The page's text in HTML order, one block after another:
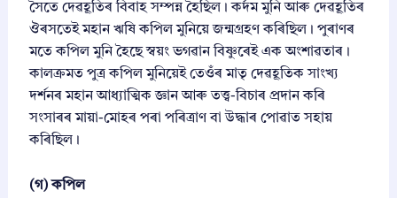
সৈতে দেৱহূতিৰ বিবাহ সম্পন্ন হৈছিল। কৰ্দম মুনি আৰু দেৱহূতিৰ
ঔৰসতেই মহান ঋষি কপিল মুনিয়ে জন্মগ্ৰহণ কৰিছিল। পুৰাণৰ
মতে কপিল মুনি হৈছে স্বয়ং ভগৱান বিষ্ণুৰেই এক অংশাৱতাৰ।
কালক্ৰমত পুত্ৰ কপিল মুনিয়েই তেওঁৰ মাতৃ দেৱহূতিক সাংখ্য
দৰ্শনৰ মহান আধ্যাত্মিক জ্ঞান আৰু তত্ত্ব-বিচাৰ প্ৰদান কৰি
সংসাৰৰ মায়া-মোহৰ পৰা পৰিত্ৰাণ বা উদ্ধাৰ পোৱাত সহায়
কৰিছিল।
(গ) কপিল